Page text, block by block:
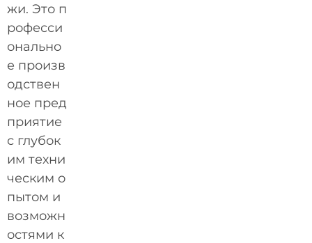
жи. Это п
рофесси
онально
е произв
одствен
ное пред
приятие
с глубок
им техни
ческим о
пытом и
возможн
остями к